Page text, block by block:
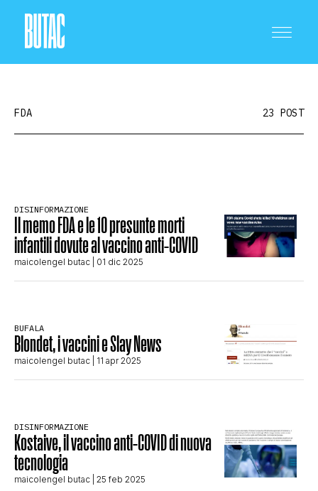
SCIENZA E TECNOLOGIA
SALUTE E MEDICINA
STORIA E CITAZIONI
COMPLOTTI, LEGGENDE URBANE ED
FDA 23 POST
DISINFORMAZIONE
Il memo FDA e le 10 presunte morti
infantili dovute al vaccino anti-COVID
maicolengel butac | 01 dic 2025
BUFALA
Blondet, i vaccini e Slay News
maicolengel butac | 11 apr 2025
DISINFORMAZIONE
Kostaive, il vaccino anti-COVID di nuova
tecnologia
maicolengel butac | 25 feb 2025